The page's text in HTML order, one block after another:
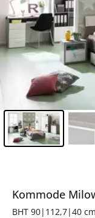
Kommode
BHT 90|112,7|40 cm